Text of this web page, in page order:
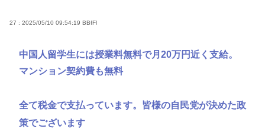
27 : 2025/05/10 09:54:19 BBfFl
中国人留学生には授業料無料で月20万円近く支給。
マンション契約費も無料
全て税金で支払っています。皆様の自民党が決めた政
策でございます